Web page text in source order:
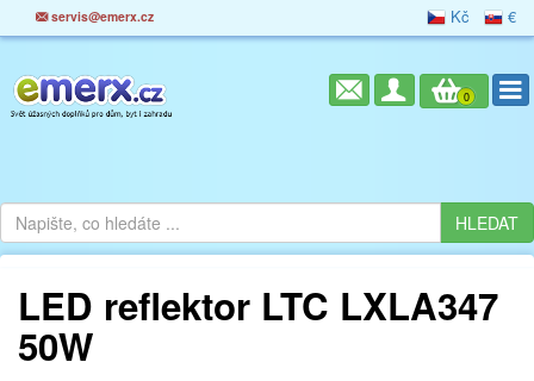
servis@emerx.cz Kč €
0
LED reflektor LTC LXLA347
50W